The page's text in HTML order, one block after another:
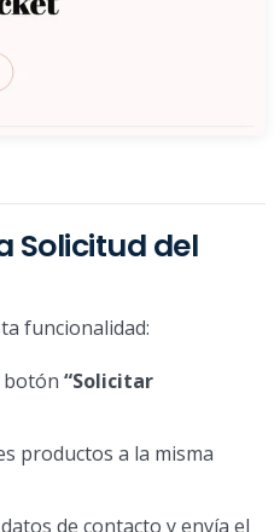
Solicitud del
funcionalidad:
botón “Solicitar
productos a la misma
de contacto y envía el